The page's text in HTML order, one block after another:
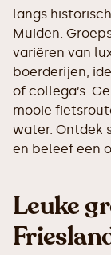
langs
Muiden.
variëren van
boerderijen,
of collega’s.
mooie
water. Ontdek
en beleef een
Leuke